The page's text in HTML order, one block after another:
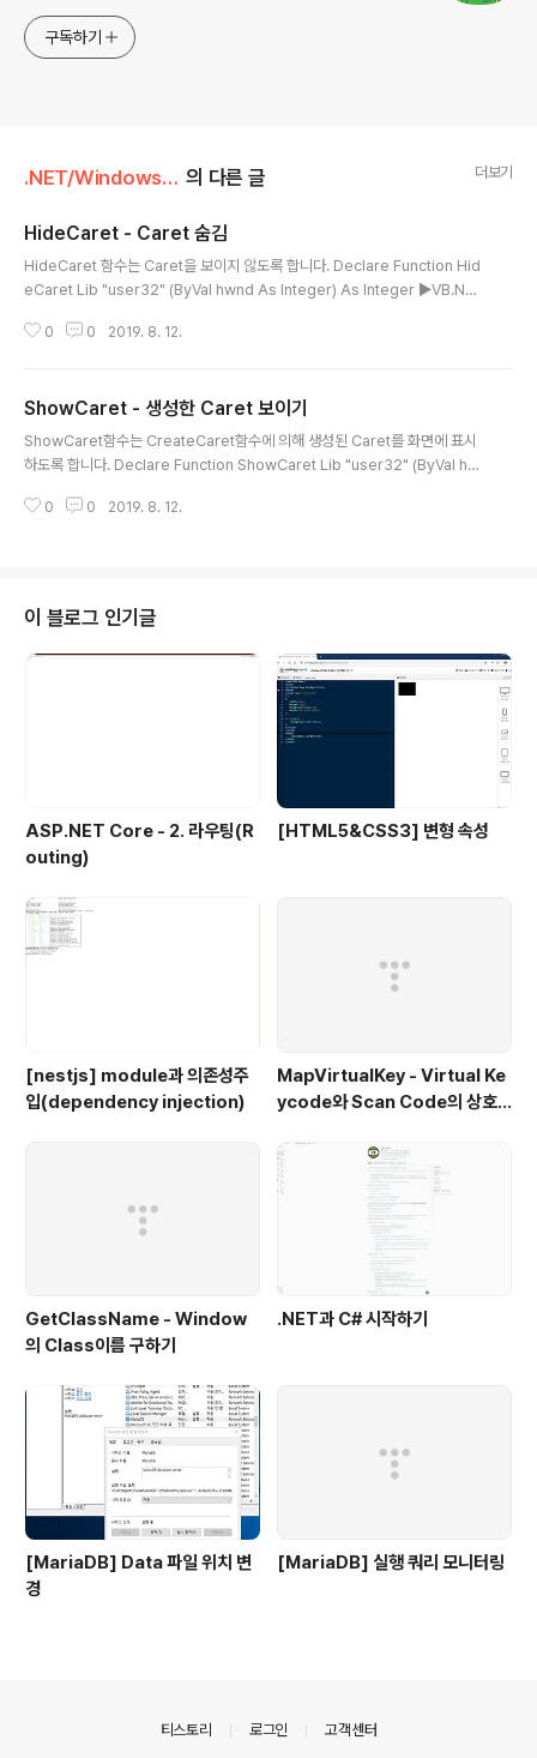
구독하기
.NET/Windows API for .NET 의 다른 글 더보기
HideCaret - Caret 숨김
HideCaret 함수는 Caret을 보이지 않도록 합니다. Declare Function Hid
eCaret Lib "user32" (ByVal hwnd As Integer) As Integer ▶VB.NET
blic static extern int HideCaret(int hwnd); ▶C# 선언 HideCaret(han
0 0 2019. 8. 12.
ShowCaret - 생성한 Caret 보이기
ShowCaret함수는 CreateCaret함수에 의해 생성된 Caret를 화면에 표시
하도록 합니다. Declare Function ShowCaret Lib "user32" (ByVal hw
NET 호출 [DllImport("user32.dll")] public static extern int ShowCar
0 0 2019. 8. 12.
이 블로그 인기글
ASP.NET Core - 2. 라우팅(R
outing)
[HTML5&CSS3] 변형 속성
[nestjs] module과 의존성주
입(dependency injection)
MapVirtualKey - Virtual Ke
ycode와 Scan Code의 상호
GetClassName - Window
의 Class이름 구하기
.NET과 C# 시작하기
[MariaDB] Data 파일 위치 변
경
[MariaDB] 실행 쿼리 모니터링
티스토리 로그인 고객센터